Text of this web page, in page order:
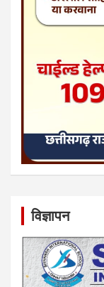
विज्ञापन